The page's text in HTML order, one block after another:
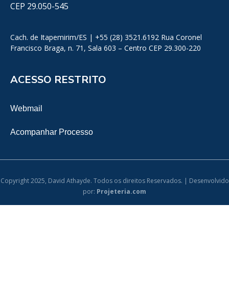
CEP 29.050-545
Cach. de Itapemirim/ES | +55 (28) 3521.6192 Rua Coronel
Francisco Braga, n. 71, Sala 603 – Centro CEP 29.300-220
ACESSO RESTRITO
Webmail
Acompanhar Processo
Copyright 2025, David Athayde. Todos os direitos Reservados. | Desenvolvido
por: Projeteria.com